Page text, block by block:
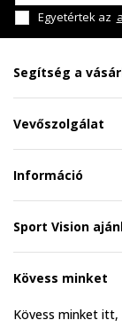
Egyetértek az
Segítség a
Vevőszolgálat
Információ
Sport Vision
Kövess minket
Kövess minket